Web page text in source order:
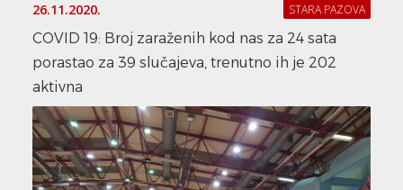
26.11.2020. STARA PAZOVA
COVID 19: Broj zaraženih kod nas za 24 sata
porastao za 39 slučajeva, trenutno ih je 202
aktivna